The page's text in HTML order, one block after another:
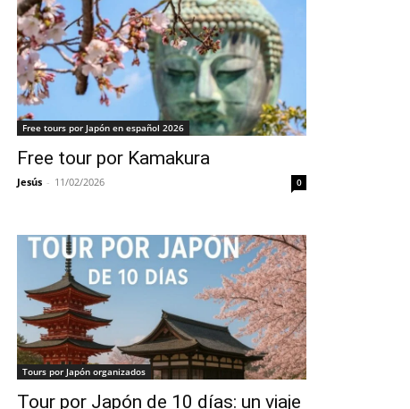
Free tours por Japón en español 2026
Free tour por Kamakura
Jesús - 11/02/2026 0
Tours por Japón organizados
Tour por Japón de 10 días: un viaje